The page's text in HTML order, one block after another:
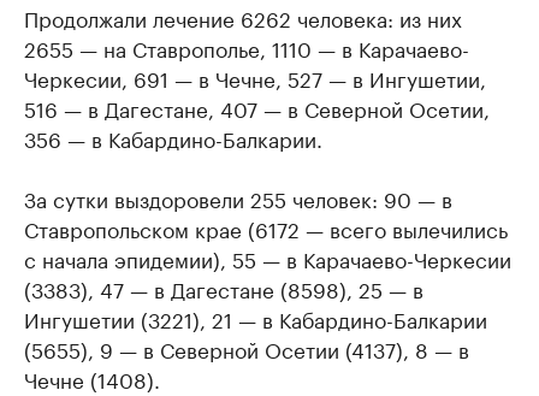
Продолжали лечение 6262 человека: из них
2655 — на Ставрополье, 1110 — в Карачаево-
Черкесии, 691 — в Чечне, 527 — в Ингушетии,
516 — в Дагестане, 407 — в Северной Осетии,
356 — в Кабардино-Балкарии.
За сутки выздоровели 255 человек: 90 — в
Ставропольском крае (6172 — всего вылечились
с начала эпидемии), 55 — в Карачаево-Черкесии
(3383), 47 — в Дагестане (8598), 25 — в
Ингушетии (3221), 21 — в Кабардино-Балкарии
(5655), 9 — в Северной Осетии (4137), 8 — в
Чечне (1408).